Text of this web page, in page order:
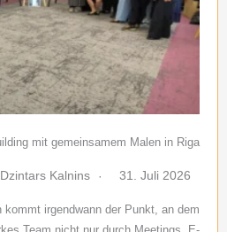
mit gemeinsamem Malen in Riga
Dzintars Kalnins 31. Juli 2026
kommt irgendwann der Punkt, an dem